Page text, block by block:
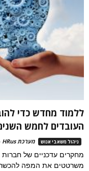
ללמוד מחדש כדי
העובדים לחמש
ניהול משאבי אנוש מערכת HRus
מחקרים עדכניים של חברות
משרטטים את המפה